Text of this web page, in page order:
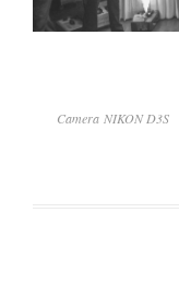
Camera NIKON D3S